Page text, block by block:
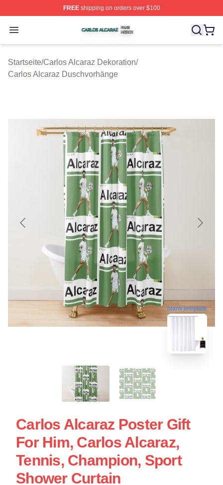
FREEshipping on orders over $100
Open menu
Carlos Alcaraz Shop ⚡️ Officially Licensed Carlos
Startseite/Carlos Alcaraz Dekoration/
Carlos Alcaraz Duschvorhänge
blank template
Carlos Alcaraz Poster Gift
For Him, Carlos Alcaraz,
Tennis, Champion, Sport
Shower Curtain